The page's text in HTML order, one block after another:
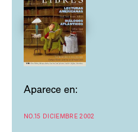
Aparece en:
NO.15 DICIEMBRE 2002